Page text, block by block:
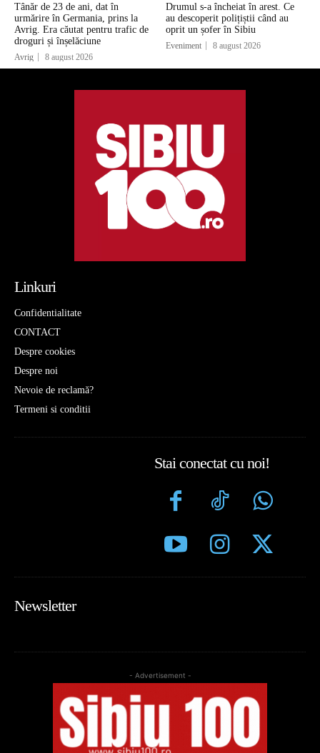
Tânăr de 23 de ani, dat în
urmărire în Germania, prins la
Avrig. Era căutat pentru trafic de
droguri și înșelăciune
Avrig 8 august 2026
Drumul s-a încheiat în arest. Ce
au descoperit polițiștii când au
oprit un șofer în Sibiu
Eveniment 8 august 2026
Linkuri
Confidentialitate
CONTACT
Despre cookies
Despre noi
Nevoie de reclamă?
Termeni si conditii
Stai conectat cu noi!
Newsletter
- Advertisement -